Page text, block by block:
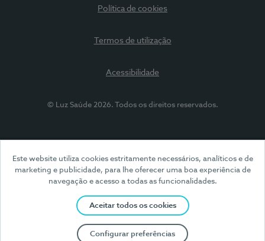
Este website utiliza cookies estritamente necessários, analíticos e de
marketing e publicidade, para lhe oferecer uma boa experiência de
navegação e acesso a todas as funcionalidades.
Aceitar todos os cookies
Configurar preferências
Política de cookies
Termos de utilização
Acessibilidade
© Luz Saúde 2026. Todos os direitos reservados.